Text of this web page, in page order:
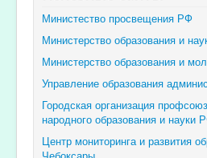
Министество просвещения РФ
Министерство образования и
Министерство образования и
Управление образования
Городская организация
народного образования и науки
Центр мониторинга и развития
Чебоксары